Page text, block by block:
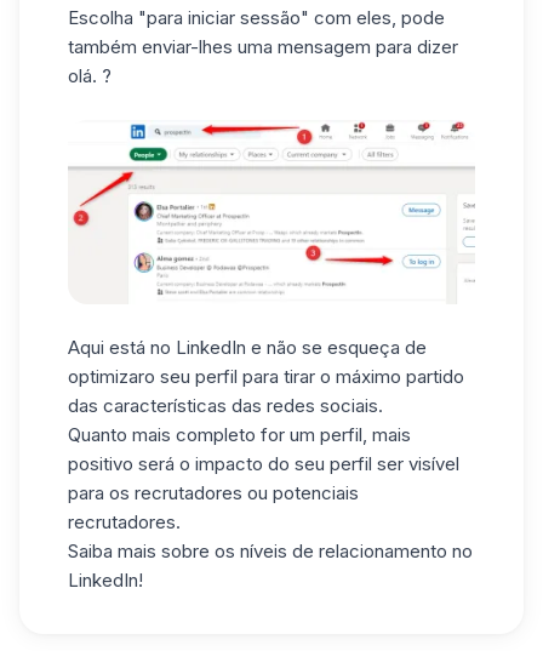
Escolha "para iniciar sessão" com eles, pode
também enviar-lhes uma mensagem para dizer
olá. ?
Aqui está no LinkedIn e não se esqueça de
optimizaro seu perfil para tirar o máximo partido
das características das redes sociais.
Quanto mais completo for um perfil, mais
positivo será o impacto do seu perfil ser visível
para os recrutadores ou potenciais
recrutadores.
Saiba mais sobre os níveis de relacionamento no
LinkedIn!